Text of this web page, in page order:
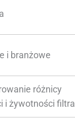
i branżowe
różnicy
i żywotności filtra